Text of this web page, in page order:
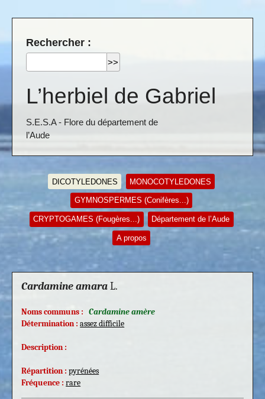
Rechercher :
L’herbiel de Gabriel
S.E.S.A - Flore du département de
l’Aude
DICOTYLEDONES MONOCOTYLEDONES
GYMNOSPERMES (Conifères...)
CRYPTOGAMES (Fougères...) Département de l’Aude
A propos
Cardamine amaraL.
Noms communs :
Cardamine amère
Détermination :assez difficile
Description :
Répartition :pyrénées
Fréquence :rare